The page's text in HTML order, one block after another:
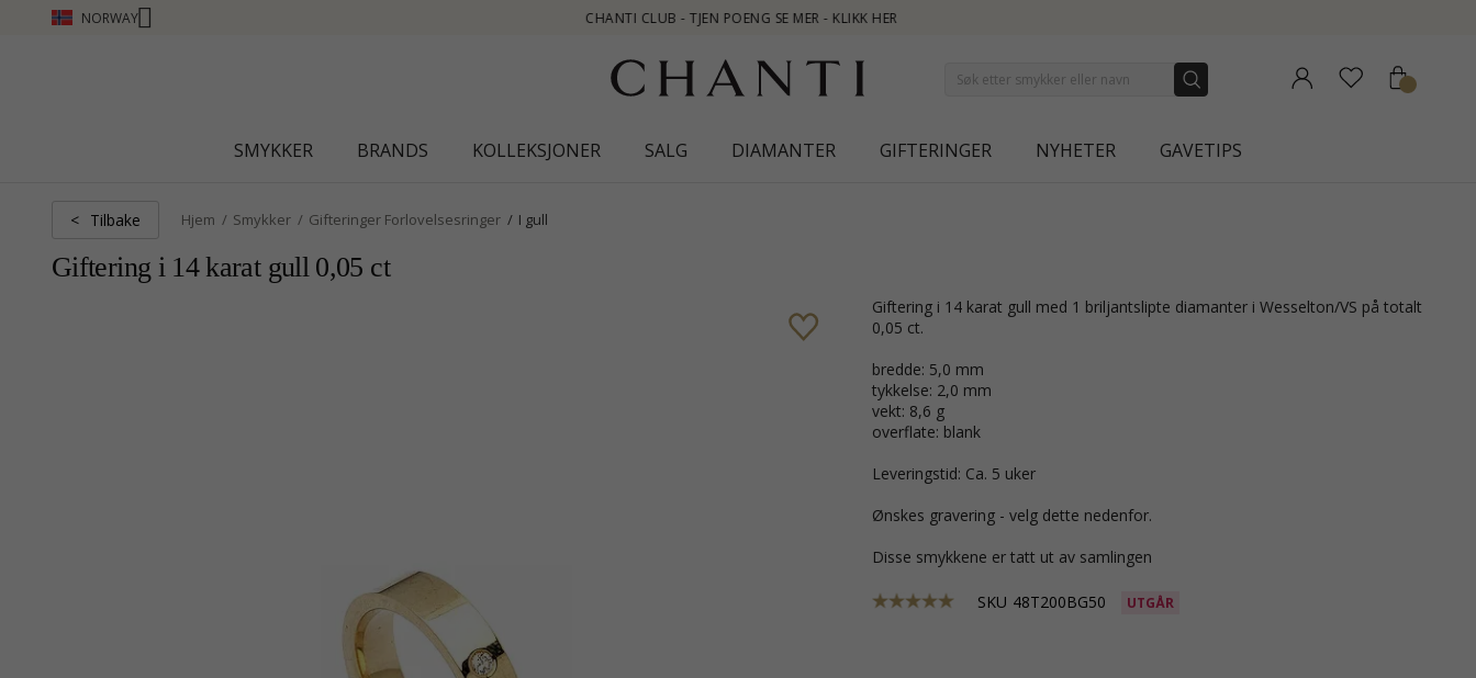
NORWAY
SMYKKER BRANDS KOLLEKSJONER SALG DIAMANTER GIFTERINGER NYHETER GAVETIPS
< Tilbake Hjem Smykker Gifteringer Forlovelsesringer I gull
Giftering i 14 karat gull 0,05 ct
giftering i 14 karat gull med 1 briljantslipte diamanter i Wesselton/VS på totalt
0,05 ct.
bredde: 5,0 mm
tykkelse: 2,0 mm
vekt: 8,6 g
overflate: blank
Leveringstid: Ca. 5 uker
Ønskes gravering - velg dette nedenfor.
Disse smykkene er tatt ut av samlingen
SKU 48T200BG50 UTGÅR